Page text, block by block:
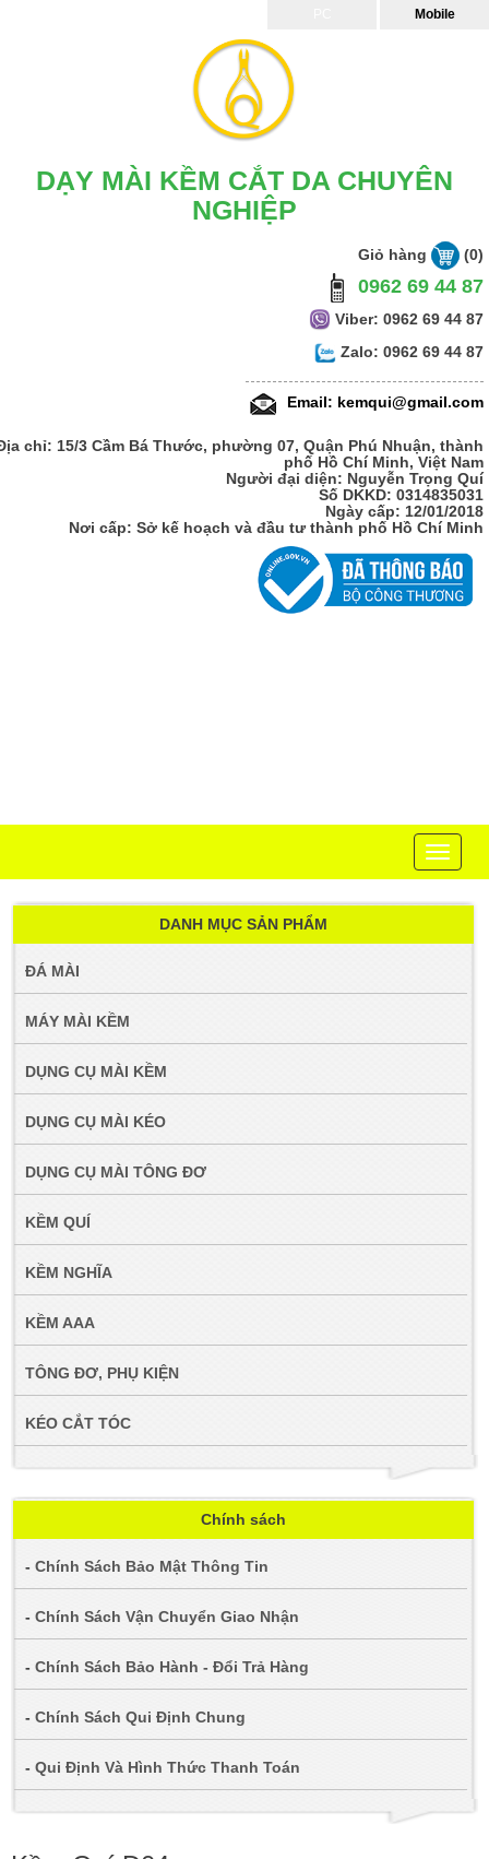
Mobile
DẠY MÀI KỀM CẮT DA CHUYÊN
NGHIỆP
Giỏ hàng (0)
0962 69 44 87
Viber: 0962 69 44 87
Zalo: 0962 69 44 87
Email: kemqui@gmail.com
chỉ: 15/3 Cầm Bá Thước, phường 07, Quận Phú Nhuận, thành
phố Hồ Chí Minh, Việt Nam
Người đại diện: Nguyễn Trọng Quí
Số DKKD: 0314835031
Ngày cấp: 12/01/2018
Nơi cấp: Sở kế hoạch và đầu tư thành phố Hồ Chí Minh
Toggle
DANH MỤC SẢN PHẨM
ĐÁ MÀI
MÁY MÀI KỀM
DỤNG CỤ MÀI KỀM
DỤNG CỤ MÀI KÉO
DỤNG CỤ MÀI TÔNG ĐƠ
KỀM QUÍ
KỀM NGHĨA
KỀM AAA
TÔNG ĐƠ, PHỤ KIỆN
KÉO CẮT TÓC
Chính sách
- Chính Sách Bảo Mật Thông Tin
- Chính Sách Vận Chuyển Giao Nhận
- Chính Sách Bảo Hành - Đổi Trả Hàng
- Chính Sách Qui Định Chung
- Qui Định Và Hình Thức Thanh Toán